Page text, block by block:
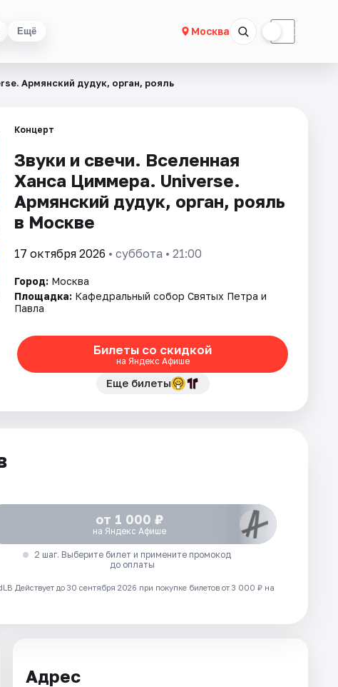
Ещё Москва ☾
Армянский дудук, орган, рояль
Концерт
Звуки и свечи. Вселенная
Ханса Циммера. Universe.
Армянский дудук, орган, рояль
в Москве
17 октября 2026 • суббота • 21:00
Город: Москва
Площадка: Кафедральный собор Святых Петра и
Павла
Билеты со скидкой
на Яндекс Афише
Еще билеты
от 1 000 ₽
на Яндекс Афише
2 шаг. Выберите билет и примените промокод
до оплаты
Действует до 30 сентября 2026 при покупке билетов от 3 000 ₽ на
Адрес